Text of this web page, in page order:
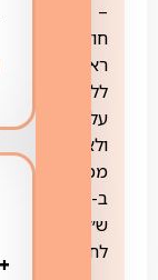
–
חודש
ראשון
ללא
עלות,
ולאחר
מכן
ש״ח
לחודש.